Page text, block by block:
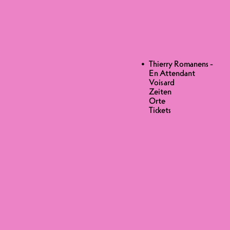
Thierry Romanens -
En Attendant
Voisard
Zeiten
Orte
Tickets
12 JAHREN